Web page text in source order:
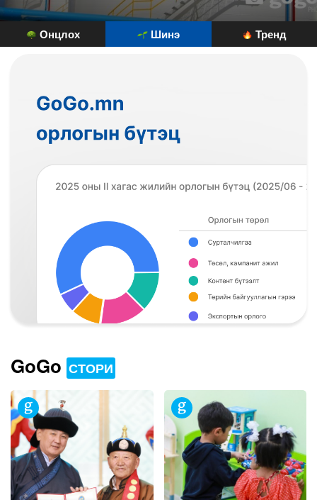
Онцлох Шинэ Тренд
GoGo СТОРИ